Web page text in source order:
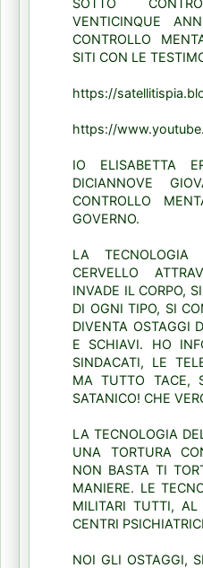
SOTTO
VENTICINQUE
CONTROLLO
SITI CON LE
https://
https://
IO ELISABETTA
DICIANNOVE
CONTROLLO
GOVERNO.
LA TECNOLOGIA
CERVELLO
INVADE IL CORPO,
DI OGNI TIPO, SI
DIVENTA OSTAGGI
E SCHIAVI. HO
SINDACATI, LE
MA TUTTO TACE,
SATANICO! CHE
LA TECNOLOGIA
UNA TORTURA
NON BASTA TI
MANIERE. LE
MILITARI TUTTI,
CENTRI
NOI GLI OSTAGGI,